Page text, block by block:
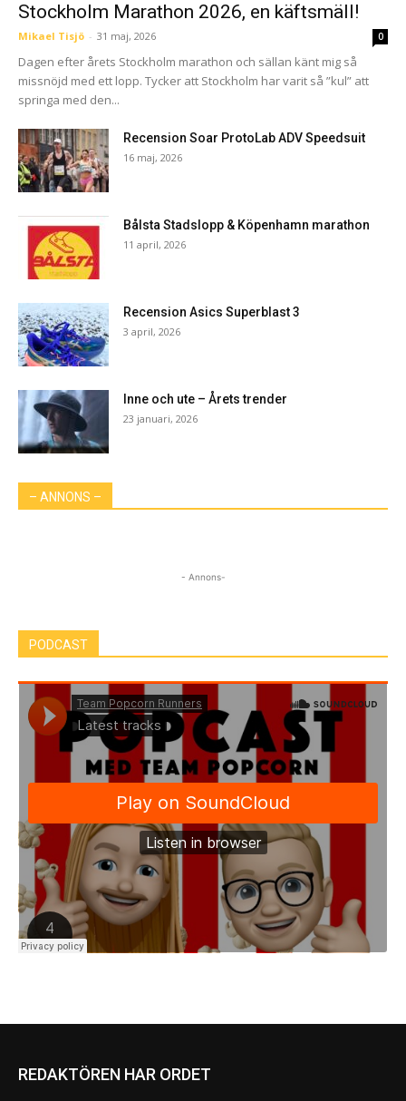
Stockholm Marathon 2026, en käftsmäll!
Mikael Tisjö - 31 maj, 2026 0
Dagen efter årets Stockholm marathon och sällan känt mig så
missnöjd med ett lopp. Tycker att Stockholm har varit så ”kul” att
springa med den...
Recension Soar ProtoLab ADV Speedsuit
16 maj, 2026
Bålsta Stadslopp & Köpenhamn marathon
11 april, 2026
Recension Asics Superblast 3
3 april, 2026
Inne och ute – Årets trender
23 januari, 2026
– ANNONS –
- Annons-
PODCAST
REDAKTÖREN HAR ORDET